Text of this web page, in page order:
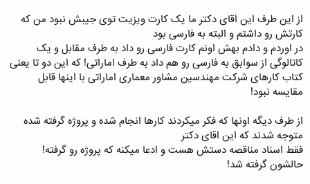
از این طرف این اقای دکتر ما یک کارت ویزیت توی جیبش نبود من که
کارتش رو داشتم و البته به فارسی بود
در اوردم و دادم بهش اونم کارت فارسی رو داد به طرف مقابل و یک
کاتالوگی از سوابق به فارسی رو هم داد به طرف اماراتی! که این دو تا یعنی
کتاب کارهای شرکت مهندسین مشاور معماری اماراتی با اینها قابل
مقایسه نبود!
از طرف دیگه اونها که فکر میکردند کارها انجام شده و پروژه گرفته شده
متوجه شدند که این اقای دکتر
فقط اسناد مناقصه دستش هست و ادعا میکنه که پروژه رو گرفته!
حالشون گرفته شد!